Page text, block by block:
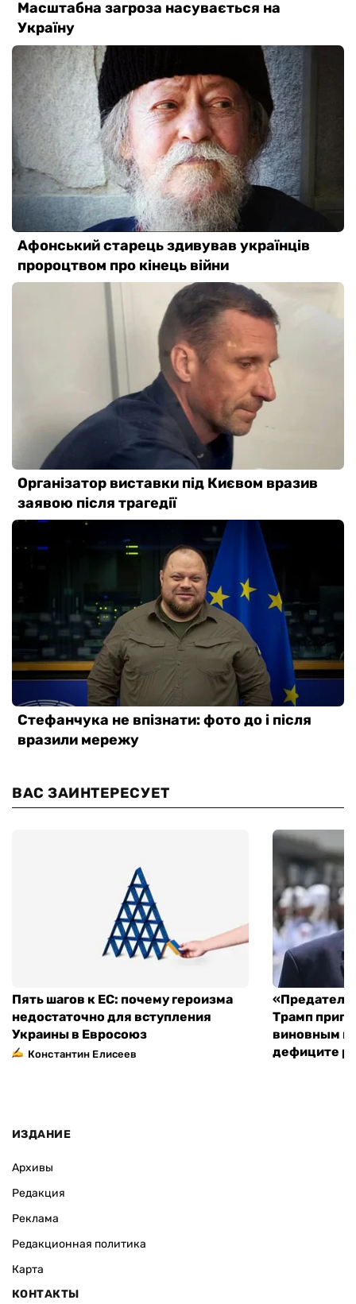
ВАС ЗАИНТЕРЕСУЕТ
Пять шагов к ЕС: почему героизма
недостаточно для вступления
Украины в Евросоюз
Константин Елисеев
Трамп
виновным в
дефиците
ИЗДАНИЕ
Архивы
Редакция
Реклама
Редакционная политика
Карта
КОНТАКТЫ